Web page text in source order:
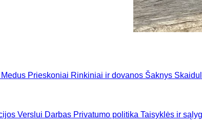
Medus Prieskoniai Rinkiniai ir dovanos Šaknys
Verslui Darbas Privatumo politika Taisyklės ir